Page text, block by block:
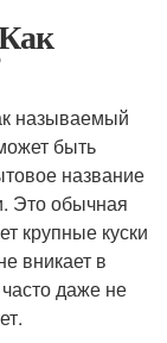
называемый
быть
название
Это обычная
крупные куски
вникает в
даже не